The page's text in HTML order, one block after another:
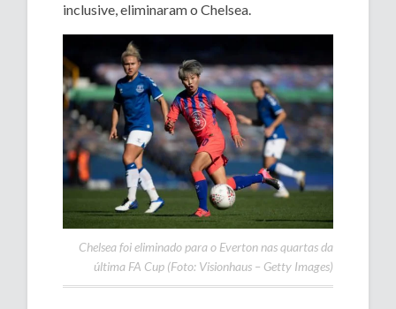
inclusive, eliminaram o Chelsea.
Chelsea foi eliminado para o Everton nas quartas da
última FA Cup (Foto: Visionhaus – Getty Images)